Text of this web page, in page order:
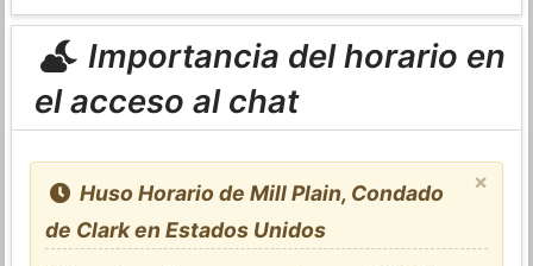
Importancia del horario en
el acceso al chat
×
Huso Horario de Mill Plain, Condado
de Clark en Estados Unidos